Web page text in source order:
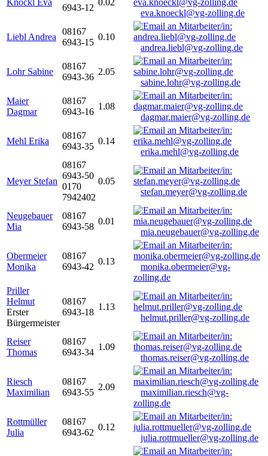
Knöckl Eva
6943-12
0.02
eva.knoeckl@vg-zolling.de
Liebl Andrea
08167
6943-15
0.10
andrea.liebl@vg-zolling.de
Lohr Sabine
08167
6943-36
2.05
sabine.lohr@vg-zolling.de
Maier
Dagmar
08167
6943-16
1.08
dagmar.maier@vg-zolling.de
Mehl Erika
08167
6943-35
0.14
erika.mehl@vg-zolling.de
Meyer Stefan
08167
6943-50
0170
7942402
0.05
stefan.meyer@vg-zolling.de
Neugebauer
Mia
08167
6943-58
0.01
mia.neugebauer@vg-zolling.de
Obermeier
Monika
08167
6943-42
0.13
monika.obermeier@vg-
zolling.de
Priller
Helmut
Erster
Bürgermeister
08167
6943-18
1.13
helmut.priller@vg-zolling.de
Reiser
Thomas
08167
6943-34
1.09
thomas.reiser@vg-zolling.de
Riesch
Maximilian
08167
6943-55
2.09
maximilian.riesch@vg-
zolling.de
Rottmüller
Julia
08167
6943-62
0.12
julia.rottmueller@vg-zolling.de